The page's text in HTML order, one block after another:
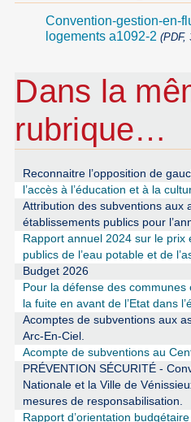
Convention-gestion-en-
logements a1092-2 (PDF,
Dans la
rubrique…
Reconnaitre l’opposition de
l’accès à l’éducation et à la
Attribution des subventions aux
établissements publics pour
Rapport annuel 2024 sur le prix
publics de l’eau potable et de
Budget 2026
Pour la défense des
la fuite en avant de l’Etat dans
Acomptes de subventions aux
Arc-En-Ciel.
Acompte de subventions au
PRÉVENTION SÉCURITÉ -
Nationale et la Ville de
mesures de responsabilisation.
Rapport d’orientation